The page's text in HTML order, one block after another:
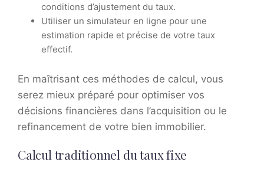
conditions d’ajustement du taux.
Utiliser un simulateur en ligne pour une
estimation rapide et précise de votre taux
effectif.
En maîtrisant ces méthodes de calcul, vous
serez mieux préparé pour optimiser vos
décisions financières dans l’acquisition ou le
refinancement de votre bien immobilier.
Calcul traditionnel du taux fixe